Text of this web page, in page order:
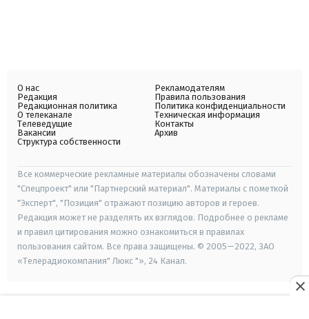
О нас
Редакция
Редакционная политика
О телеканале
Телеведущие
Вакансии
Структура собственности
Рекламодателям
Правила пользования
Политика конфиденциальности
Техническая информация
Контакты
Архив
Все коммерческие рекламные материалы обозначены словами
"Спецпроект" или "Партнерский материал". Материалы с пометкой
"Эксперт", "Позиция" отражают позицию авторов и героев.
Редакция может не разделять их взглядов. Подробнее о рекламе
и правил цитирования можно ознакомиться в правилах
пользования сайтом. Все права защищены. © 2005—2022, ЗАО
«Телерадиокомпания" Люкс "», 24 Канал.